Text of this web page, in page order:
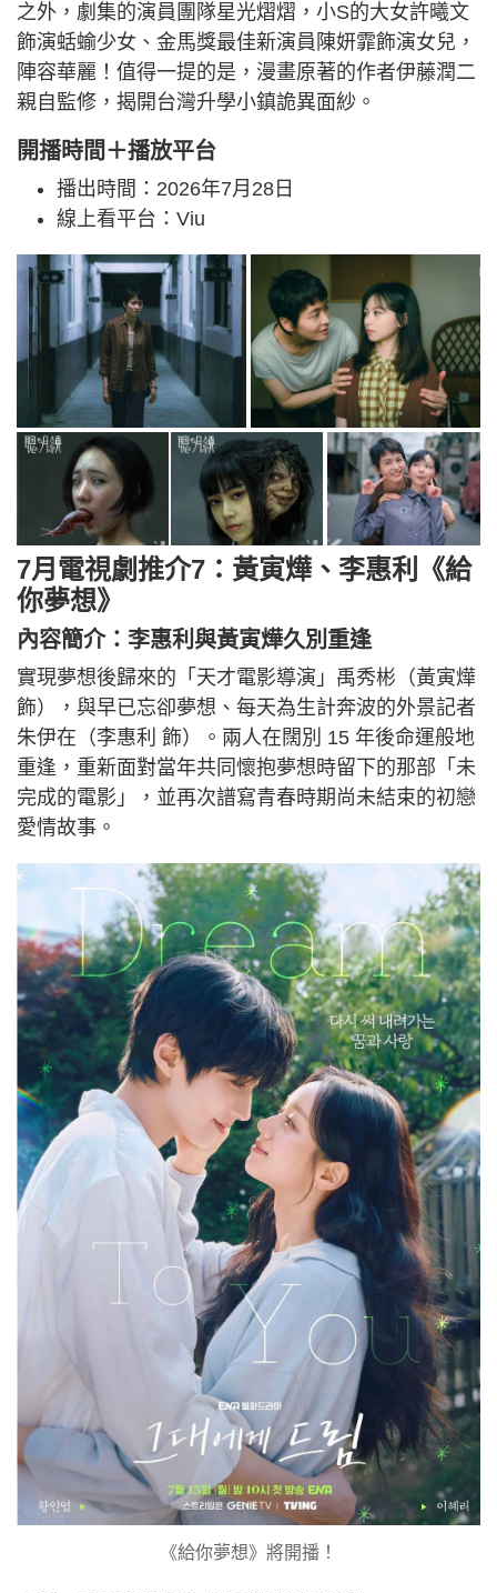
之外，劇集的演員團隊星光熠熠，小S的大女許曦文
飾演蛞蝓少女、金馬獎最佳新演員陳妍霏飾演女兒，
陣容華麗！值得一提的是，漫畫原著的作者伊藤潤二
親自監修，揭開台灣升學小鎮詭異面紗。
開播時間＋播放平台
播出時間：2026年7月28日
線上看平台：Viu
7月電視劇推介7：黃寅燁、李惠利《給
你夢想》
內容簡介：李惠利與黃寅燁久別重逢
實現夢想後歸來的「天才電影導演」禹秀彬（黃寅燁
飾），與早已忘卻夢想、每天為生計奔波的外景記者
朱伊在（李惠利 飾）。兩人在闊別 15 年後命運般地
重逢，重新面對當年共同懷抱夢想時留下的那部「未
完成的電影」，並再次譜寫青春時期尚未結束的初戀
愛情故事。
《給你夢想》將開播！